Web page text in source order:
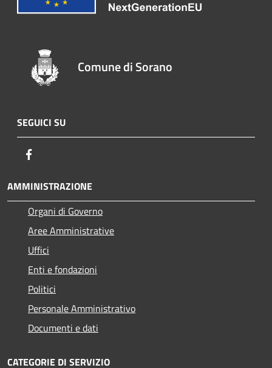
Comune di Sorano
SEGUICI SU
AMMINISTRAZIONE
Organi di Governo
Aree Amministrative
Uffici
Enti e fondazioni
Politici
Personale Amministrativo
Documenti e dati
CATEGORIE DI SERVIZIO